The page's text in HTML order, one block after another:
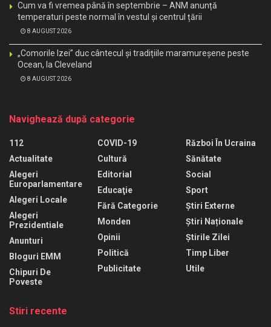
Cum va fi vremea până în septembrie – ANM anunță
temperaturi peste normal în vestul și centrul țării
8 AUGUST 2026
„Comorile Izei” duc cântecul și tradițiile maramureșene peste
Ocean, la Cleveland
8 AUGUST 2026
Navighează după categorie
112
Actualitate
Alegeri
Europarlamentare
Alegeri Locale
Alegeri
Prezidentiale
Anunturi
Bloguri EMM
Chipuri De
Poveste
COVID-19
Cultură
Editorial
Educaţie
Fără Categorie
Monden
Opinii
Politică
Publicitate
Război În Ucraina
Sănătate
Social
Sport
Știri Externe
Știri Naționale
Știrile Zilei
Timp Liber
Utile
Stiri recente